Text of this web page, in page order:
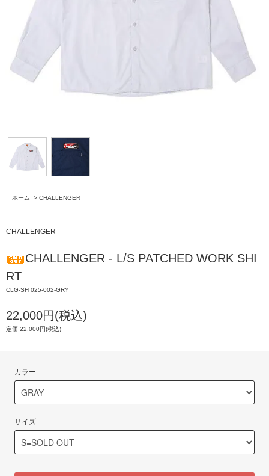
ホーム > CHALLENGER
CHALLENGER
CHALLENGER - L/S PATCHED WORK SHI
RT
CLG-SH 025-002-GRY
22,000円(税込)
定価 22,000円(税込)
カラー
サイズ